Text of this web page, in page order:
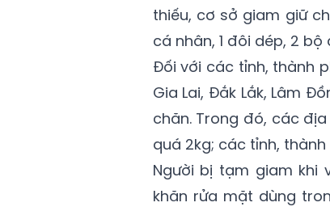
thiếu, cơ sở giam giữ
cá nhân, 1 đôi dép, 2 bộ
Đối với các tỉnh, thành
Gia Lai, Đắk Lắk, Lâm
chăn. Trong đó, các
quá 2kg; các tỉnh,
Người bị tạm giam khi
khăn rửa mặt dùng